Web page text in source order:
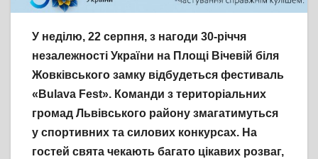
У неділю, 22 серпня, з нагоди 30-річчя
незалежності України на Площі Вічевій біля
Жовківського замку відбудеться фестиваль
«Bulava Fest». Команди з територіальних
громад Львівського району змагатимуться
у спортивних та силових конкурсах. На
гостей свята чекають багато цікавих розваг,